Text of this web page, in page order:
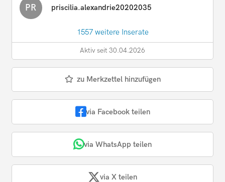
PR priscilia.alexandrie20202035
1557 weitere Inserate
Aktiv seit 30.04.2026
zu Merkzettel hinzufügen
via Facebook teilen
via WhatsApp teilen
via X teilen